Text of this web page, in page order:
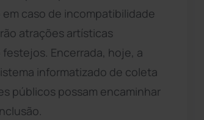
caso de incompatibilidade
atrações artísticas
Encerrada, hoje, a
informatizado de coleta
públicos possam encaminhar